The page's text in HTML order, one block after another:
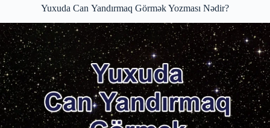
Yuxuda Can Yandırmaq Görmək Yozması Nədir?